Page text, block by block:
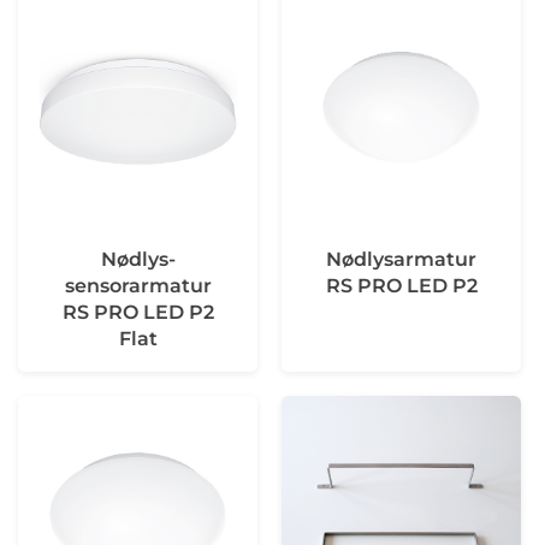
Nødlys-
sensorarmatur
RS PRO LED P2
Flat
Nødlysarmatur
RS PRO LED P2